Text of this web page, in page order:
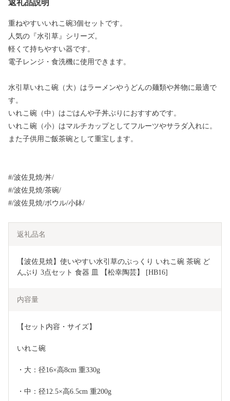
返礼品説明
重ねやすいいれこ碗3個セットです。
人気の『水引草』シリーズ。
軽くて持ちやすい器です。
電子レンジ・食洗機に使用できます。
水引草いれこ碗（大）はラーメンやうどんの麺類や丼物に最適で
す。
いれこ碗（中）はごはんや子丼ぶりにおすすめです。
いれこ碗（小）はマルチカップとしてフルーツやサラダ入れに。
また子供用ご飯茶碗として重宝します。
#/波佐見焼/丼/
#/波佐見焼/茶碗/
#/波佐見焼/ボウル/小鉢/
返礼品名
【波佐見焼】使いやすい水引草のぷっくり いれこ碗 茶碗 ど
んぶり 3点セット 食器 皿 【松幸陶芸】 [HB16]
内容量
【セット内容・サイズ】
いれこ碗
・大：径16×高8cm 重330g
・中：径12.5×高6.5cm 重200g